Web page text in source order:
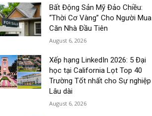
Bất Động Sản Mỹ Đảo Chiều:
“Thời Cơ Vàng” Cho Người Mua
Căn Nhà Đầu Tiên
August 6, 2026
Xếp hạng LinkedIn 2026: 5 Đại
học tại California Lọt Top 40
Trường Tốt nhất cho Sự nghiệp
Lâu dài
August 6, 2026